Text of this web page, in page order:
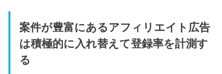
案件が豊富にあるアフィリエイト広告
は積極的に入れ替えて登録率を計測す
る